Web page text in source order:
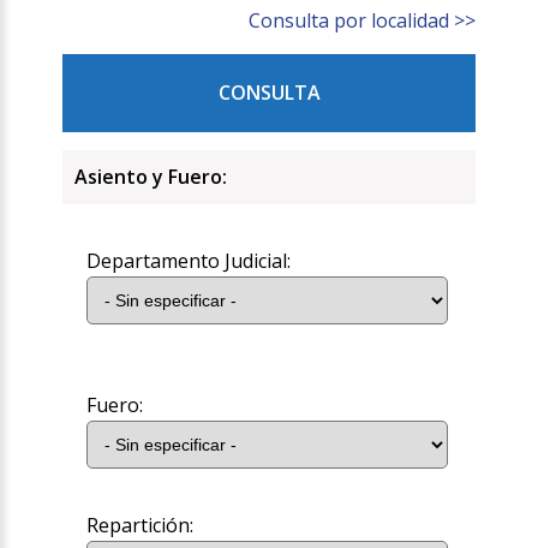
Consulta por localidad >>
CONSULTA
Asiento y Fuero:
Departamento Judicial:
Fuero:
Repartición: